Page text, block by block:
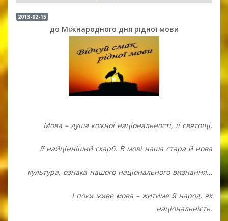
2013-02-15
до Міжнародного дня рідної мови
Мова – душа кожної національності, її святощі,
її найцінніший скарб. В мові наша стара й нова
культура, ознака нашого національного визнання…
І поки живе мова – житиме й народ, як
національність.